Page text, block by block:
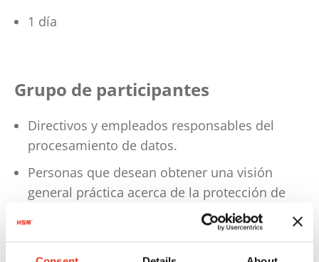
1 día
Grupo de participantes
Directivos y empleados responsables del
procesamiento de datos.
Personas que desean obtener una visión
general práctica acerca de la protección de